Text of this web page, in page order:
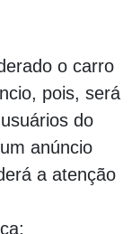
o carro
pois, será
do
anúncio
a atenção